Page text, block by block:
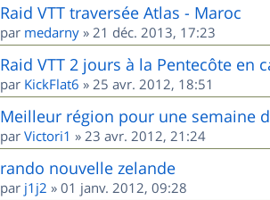
Raid VTT traversée Atlas - Maroc
par medarny » 21 déc. 2013, 17:23
Raid VTT 2 jours à la Pentecôte en
par KickFlat6 » 25 avr. 2012, 18:51
Meilleur région pour une semaine
par Victori1 » 23 avr. 2012, 21:24
rando nouvelle zelande
par j1j2 » 01 janv. 2012, 09:28